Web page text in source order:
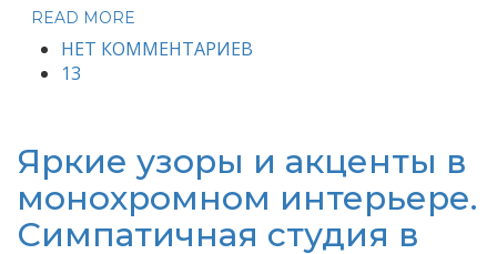
READ MORE
НЕТ КОММЕНТАРИЕВ
13
Яркие узоры и акценты в
монохромном интерьере.
Симпатичная студия в